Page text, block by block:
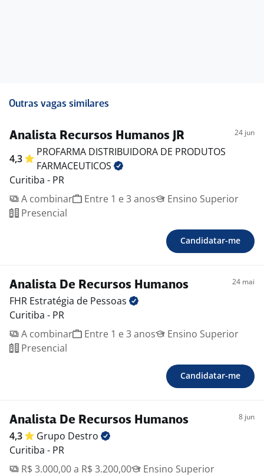
Outras vagas similares
Analista Recursos Humanos JR 24 jun
4,3
PROFARMA DISTRIBUIDORA DE PRODUTOS
FARMACEUTICOS
Curitiba - PR
A combinar
Entre 1 e 3 anos
Ensino Superior
Presencial
Candidatar-me
Analista De Recursos Humanos 24 mai
FHR Estratégia de Pessoas
Curitiba - PR
A combinar
Entre 1 e 3 anos
Ensino Superior
Presencial
Candidatar-me
Analista De Recursos Humanos 8 jun
4,3 Grupo Destro
Curitiba - PR
R$ 3.000,00 a R$ 3.200,00
Ensino Superior